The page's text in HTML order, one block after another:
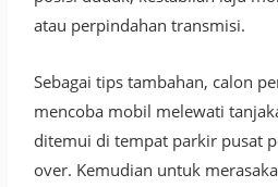
atau perpindahan transmisi.
Sebagai tips tambahan, calon
mencoba mobil melewati
ditemui di tempat parkir pusat
over. Kemudian untuk